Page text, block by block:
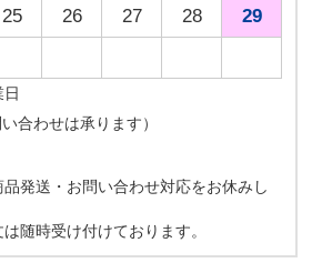
25 26 27 28
29
日
合わせは承ります）
発送・お問い合わせ対応をお休みし
随時受け付けております。